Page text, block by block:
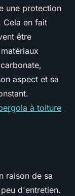
une protection
Cela en fait
être
aspect et sa
à toiture
raison de sa
d'entretien.